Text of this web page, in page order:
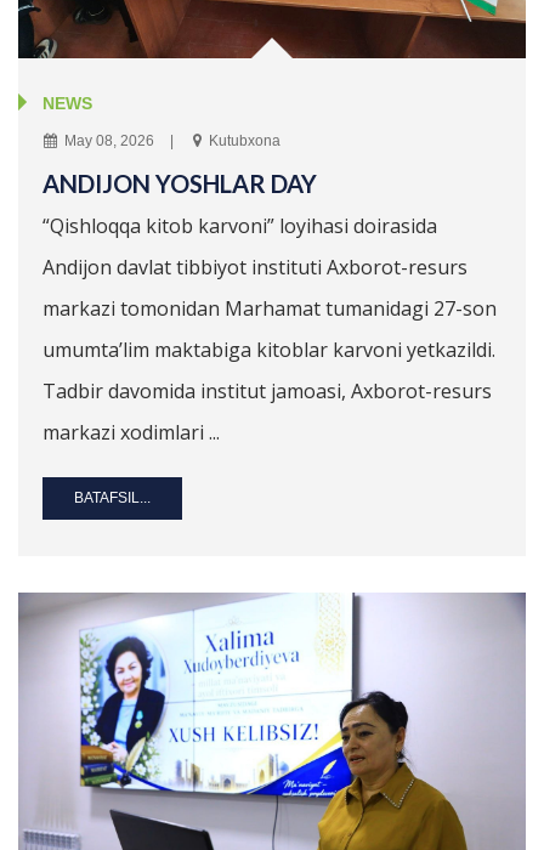
NEWS
May 08, 2026 Kutubxona
ANDIJON YOSHLAR DAY
“Qishloqqa kitob karvoni” loyihasi doirasida
Andijon davlat tibbiyot instituti Axborot-resurs
markazi tomonidan Marhamat tumanidagi 27-son
umumta’lim maktabiga kitoblar karvoni yetkazildi.
Tadbir davomida institut jamoasi, Axborot-resurs
markazi xodimlari ...
BATAFSIL...